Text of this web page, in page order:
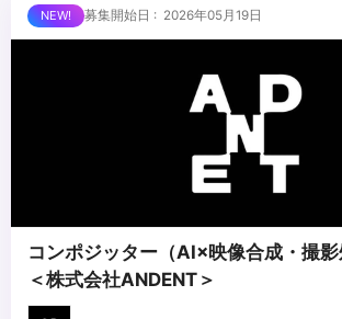
・実写・アニメ双方のVFX経験
・コンポジッター・クリエイター等のチームマ
■求める人物像
・VFX工程全体を俯瞰し、監督・プロデューサ
・パイプライン設計・チームビルディングを自ら
・技術的バックグラウンドとマネジメント力を併
募集開始日 : 2026年05月19日
コンポジッター（AI×映像合成・撮影
＜株式会社ANDENT＞